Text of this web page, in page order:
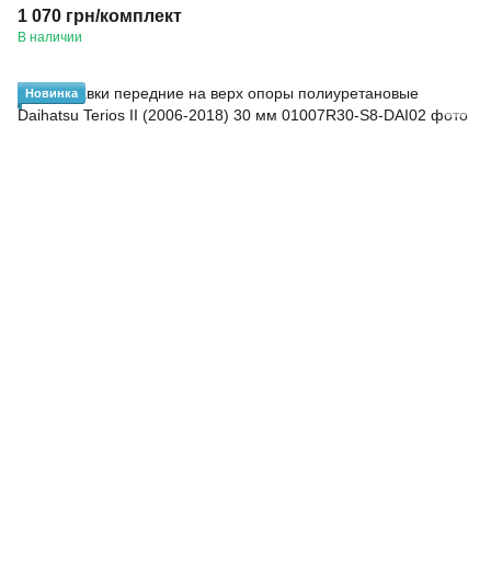
1 070 грн/комплект
В наличии
Новинка